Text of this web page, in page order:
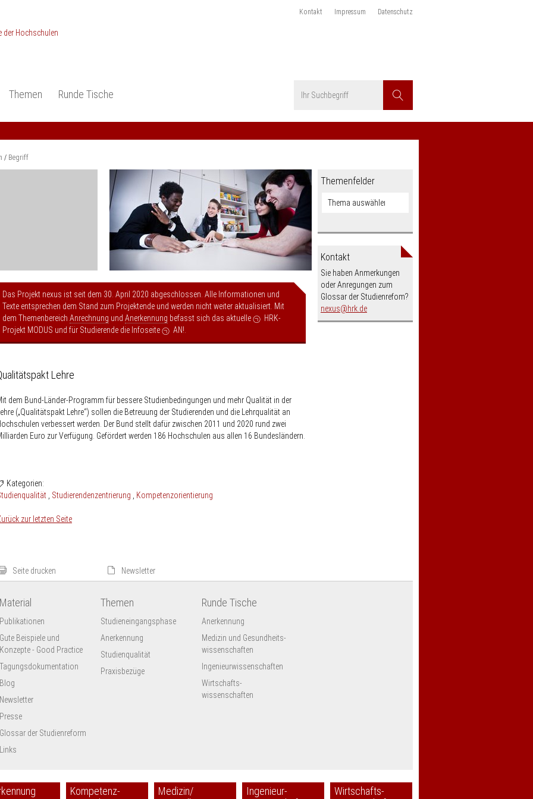
Kontakt Impressum Datenschutz
Suchen
Themen
Studieneingangsphase
Studienqualität
Praxisbezüge
Runde Tische
Anerkennung
wissenschaften
Begriff
Das Projekt nexus ist seit dem 30. April 2020 abgeschlossen. Alle Informationen und
Texte entsprechen dem Stand zum Projektende und werden nicht weiter aktualisiert. Mit
dem Themenbereich Anrechnung und Anerkennung befasst sich das aktuelle
HRK-
Projekt MODUS und für Studierende die Infoseite AN!
Lehre
dem Bund-Länder-Programm für bessere Studienbedingungen und mehr Qualität in der
Lehre („Qualitätspakt Lehre“) sollen die Betreuung der Studierenden und die Lehrqualität an
verbessert werden. Der Bund stellt dafür zwischen 2011 und 2020 rund zwei
Euro zur Verfügung. Gefördert werden 186 Hochschulen aus allen 16 Bundesländern.
Kategorien:
Studierendenzentrierung Kompetenzorientierung
zur letzten Seite
Themenfelder
Kontakt
Sie haben Anmerkungen
oder Anregungen zum
Glossar der Studienrefom?
nexus
nospam-
hrk.de
Seite drucken Newsletter
Material
Publikationen
Gute Beispiele und
Konzepte - Good Practice
Tagungsdokumentation
Blog
Newsletter
Presse
Glossar der Studienreform
Links
Themen
Studieneingangsphase
Anerkennung
Studienqualität
Praxisbezüge
Runde Tische
Anerkennung
Medizin und Gesundheits-
wissenschaften
Ingenieur­wissenschaften
Wirtschafts-
wissenschaften
Kompetenz-
Medizin/
Ingenieur-
Wirtschafts-